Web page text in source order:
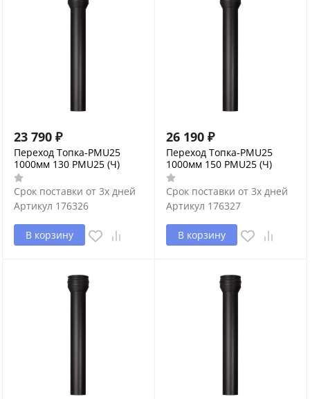
23 790 ₽
Переход Топка-PMU25
1000мм 130 PMU25 (Ч)
Срок поставки от 3х дней
Артикул 176326
В корзину
26 190 ₽
Переход Топка-PMU25
1000мм 150 PMU25 (Ч)
Срок поставки от 3х дней
Артикул 176327
В корзину